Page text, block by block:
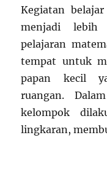
Kegiatan
menjadi lebih
pelajaran
tempat untuk
papan kecil
ruangan.
kelompok
lingkaran,